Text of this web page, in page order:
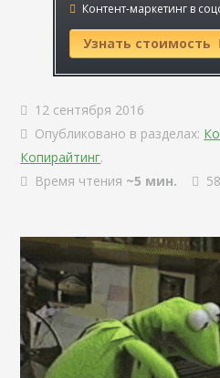
Контент-маркетинг в
Узнать стоимость
12 сентября 2016
Опубликовано в разделах:
Копирайтинг.
Время чтения ~5 мин.